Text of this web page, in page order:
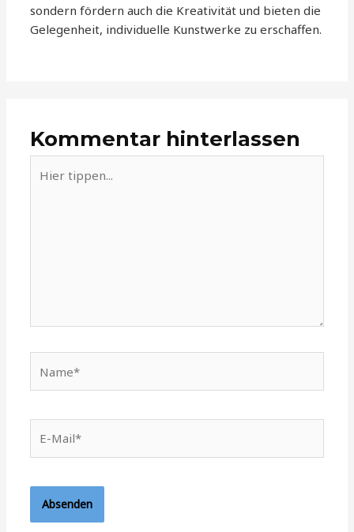
sondern fördern auch die Kreativität und bieten die
Gelegenheit, individuelle Kunstwerke zu erschaffen.
Kommentar hinterlassen
tippen...
Mail*